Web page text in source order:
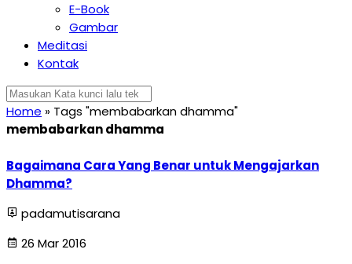
E-Book
Gambar
Meditasi
Kontak
Home » Tags "membabarkan dhamma"
membabarkan dhamma
Bagaimana Cara Yang Benar untuk Mengajarkan
Dhamma?
padamutisarana
26 Mar 2016